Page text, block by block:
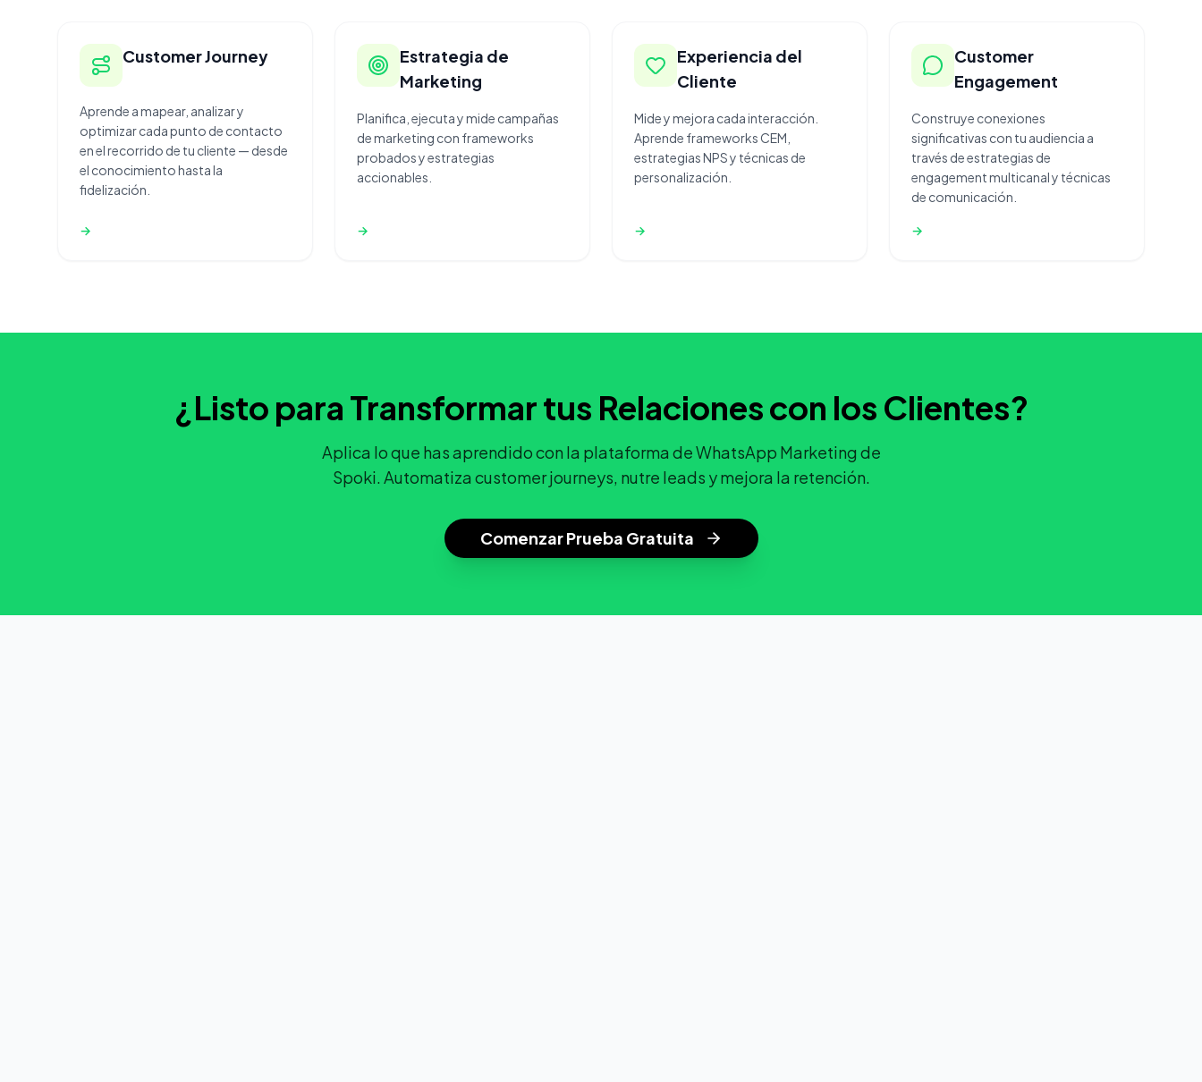
Customer Journey
Aprende a mapear, analizar y
optimizar cada punto de contacto
en el recorrido de tu cliente — desde
el conocimiento hasta la
fidelización.
→
Estrategia de
Marketing
Planifica, ejecuta y mide campañas
de marketing con frameworks
probados y estrategias
accionables.
→
Experiencia del
Cliente
Mide y mejora cada interacción.
Aprende frameworks CEM,
estrategias NPS y técnicas de
personalización.
→
Customer
Engagement
Construye conexiones
significativas con tu audiencia a
través de estrategias de
engagement multicanal y técnicas
de comunicación.
→
¿Listo para Transformar tus Relaciones con los Clientes?
Aplica lo que has aprendido con la plataforma de WhatsApp Marketing de
Spoki. Automatiza customer journeys, nutre leads y mejora la retención.
Comenzar Prueba Gratuita